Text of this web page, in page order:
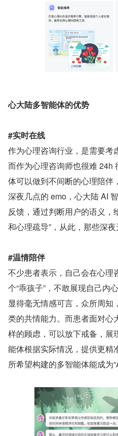
心大陆多智能体的优势
#实时在线
作为心理咨询行业，是需要考
而作为心理咨询师也很难 24h
体可以做到不间断的心理陪伴
深夜几点的 emo，心大陆 AI
反馈，通过判断用户的语义，
和心理疏导”，从此，那些深
#温情陪伴
不少患者表示，自己会在心理
个“乖孩子”，不敢展现自己内
显得毫无情感可言，众所周知
类的共情能力。而患者面对心
样的顾虑，可以放下戒备，展
能体根据实际情况，提供更精
所希望构建的多智能体能成为